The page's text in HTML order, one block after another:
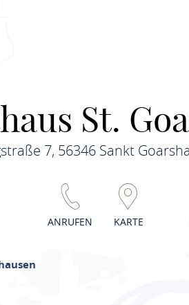
St.
7, 56346 Sankt
ANRUFEN KARTE